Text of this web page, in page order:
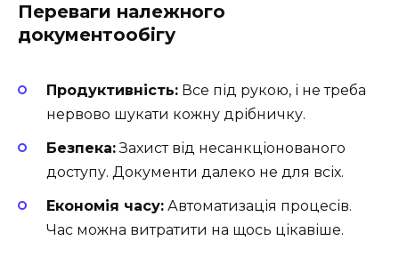
Переваги належного
документообігу
Продуктивність: Все під рукою, і не треба
нервово шукати кожну дрібничку.
Безпека:Захист від несанкціонованого
доступу. Документи далеко не для всіх.
Економія часу: Автоматизація процесів.
Час можна витратити на щось цікавіше.